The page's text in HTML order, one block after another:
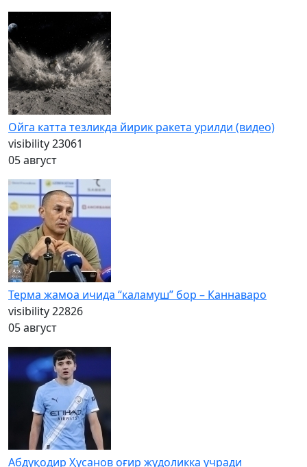
Ойга катта тезликда йирик ракета урилди (видео)
visibility23061
05 август
Терма жамоа ичида “каламуш” бор – Каннаваро
visibility22826
05 август
Абдуқодир Ҳусанов оғир жудоликка учради